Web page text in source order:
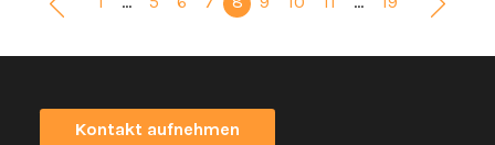
Kontakt aufnehmen